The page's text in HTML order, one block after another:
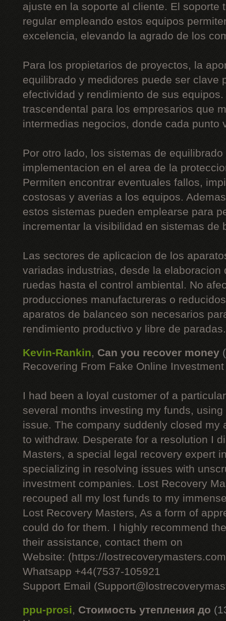
ajuste en la soporte al cliente. El soporte
regular empleando estos equipos
excelencia, elevando la agrado de los
Para los propietarios de proyectos, la
equilibrado y medidores puede ser clave
efectividad y rendimiento de sus
trascendental para los empresarios que
intermedias negocios, donde cada punto
Por otro lado, los sistemas de
implementacion en el area de la
Permiten encontrar eventuales fallos,
costosas y averias a los equipos.
estos sistemas pueden emplearse para
incrementar la visibilidad en sistemas de
Las sectores de aplicacion de los
variadas industrias, desde la elaboracion
ruedas hasta el control ambiental. No
producciones manufactureras o
aparatos de balanceo son necesarios
rendimiento productivo y libre de paradas.
Kevin-Rankin, Can you recover money
Recovering From Fake Online
I had been a loyal customer of a
several months investing my funds,
issue. The company suddenly closed my
to withdraw. Desperate for a resolution I
Masters, a special legal recovery expert
specializing in resolving issues with
investment companies. Lost Recovery
recouped all my lost funds to my
Lost Recovery Masters, As a form of
could do for them. I highly recommend
their assistance, contact them on
Website: (https://
Whatsapp +44(7537-105921
Support Email
ppu-prosi, Стоимость утепления до